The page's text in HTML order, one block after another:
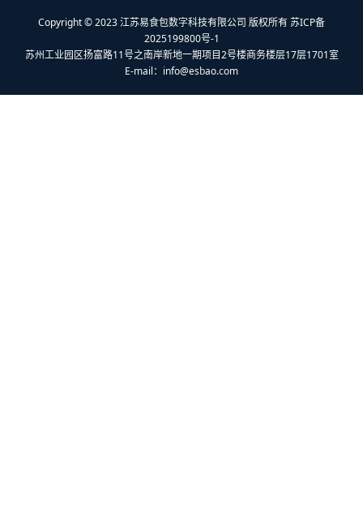
Copyright © 2023 江苏易食包数字科技有限公司 版权所有 苏ICP备
2025199800号-1
苏州工业园区扬富路11号之南岸新地一期项目2号楼商务楼层17层1701室
E-mail： info@esbao.com